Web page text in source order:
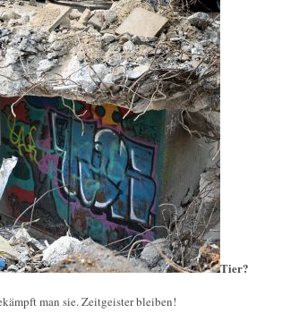
Tier?
man sie. Zeitgeister bleiben!